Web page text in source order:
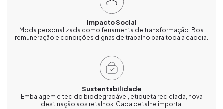
Impacto Social
Moda personalizada como ferramenta de transformação. Boa
remuneração e condições dignas de trabalho para toda a cadeia.
Sustentabilidade
Embalagem e tecido biodegradável, etiqueta reciclada, nova
destinação aos retalhos. Cada detalhe importa.